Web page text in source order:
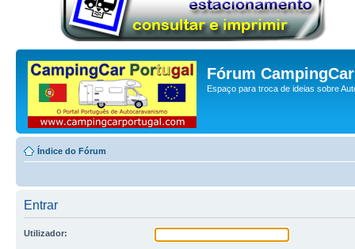
Fórum
Espaço para troca de ideias sobre
Índice do Fórum
Entrar
Utilizador: